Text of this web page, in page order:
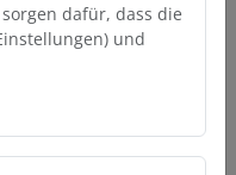
dafür, dass die
und